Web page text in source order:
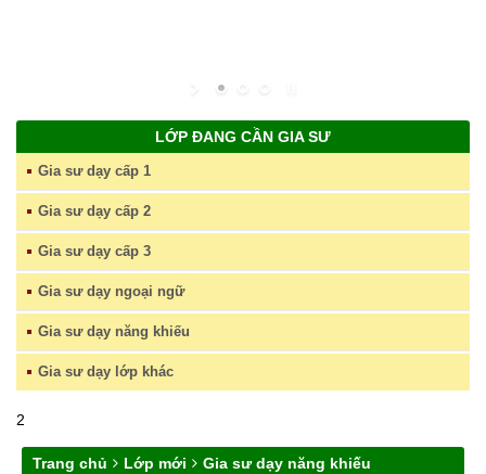
LỚP ĐANG CẦN GIA SƯ
Gia sư dạy cấp 1
Gia sư dạy cấp 2
Gia sư dạy cấp 3
Gia sư dạy ngoại ngữ
Gia sư dạy năng khiếu
Gia sư dạy lớp khác
2
Trang chủ Lớp mới Gia sư dạy năng khiếu